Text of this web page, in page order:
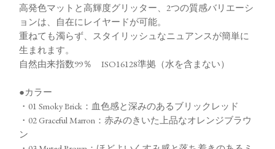
高発色マットと高輝度グリッター、2つの質感バリエーシ
ョンは、自在にレイヤードが可能。
重ねても濁らず、スタイリッシュなニュアンスが簡単に
生まれます。
自然由来指数99％ ISO16128準拠（水を含まない）
●カラー
・01 Smoky Brick：血色感と深みのあるブリックレッド
・02 Graceful Marron：赤みのきいた上品なオレンジブラウ
ン